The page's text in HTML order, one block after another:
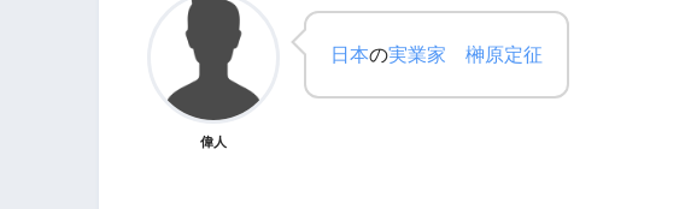
偉人
日本の実業家 榊原定征